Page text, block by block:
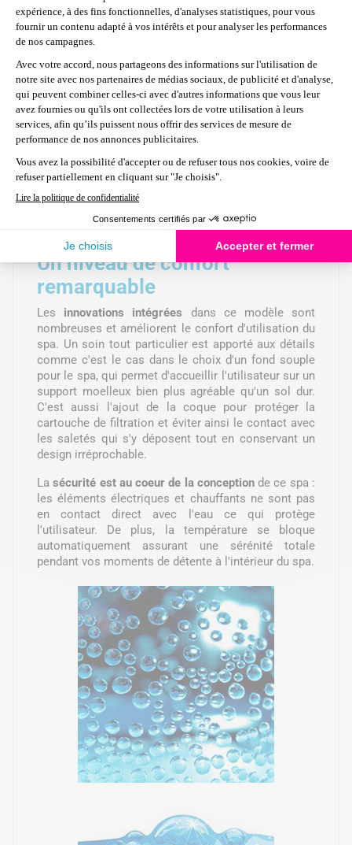
surgonflage
Système anti-tartre électromagnétique intégré
Montée rapide en T°C : +1,5 à 2,5°C/h
Vinyle laminé triple épaisseur
Inclus 2 cartouches de filtration
Garantie 2 ans
Gonfleur / dégonfleur, filtration et diffuseur à
Très confortable grâce à son fond en mousse
Cartouche de filtration protégée
Diamètre extérieur / intérieur : 196 / 145 cm
Hauteur : 71 cm
Capacité : 795 litres
Un niveau de confort
remarquable
Les innovations intégrées dans ce modèle sont
nombreuses et améliorent le confort d'utilisation du
spa. Un soin tout particulier est apporté aux détails
comme c'est le cas dans le choix d'un fond souple
pour le spa, qui permet d'accueillir l'utilisateur sur un
support moelleux bien plus agréable qu'un sol dur.
C'est aussi l'ajout de la coque pour protéger la
cartouche de filtration et éviter ainsi le contact avec
les saletés qui s'y déposent tout en conservant un
design irréprochable.
Lasécurité est au coeur de la conceptionde ce spa :
les éléments électriques et chauffants ne sont pas
en contact direct avec l'eau ce qui protège
l'utilisateur. De plus, la température se bloque
automatiquement assurant une sérénité totale
pendant vos moments de détente à l'intérieur du spa.